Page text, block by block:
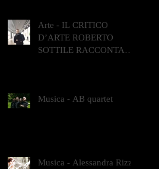
Arte - IL CRITICO
D’ARTE ROBERTO
SOTTILE RACCONTA
Musica - AB quartet
Musica - Alessandra Rizzo